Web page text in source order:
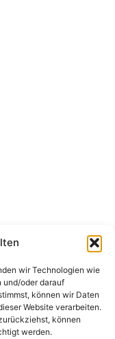
wir Technologien wie
und/oder darauf
können wir Daten
Website verarbeiten.
können
werden.